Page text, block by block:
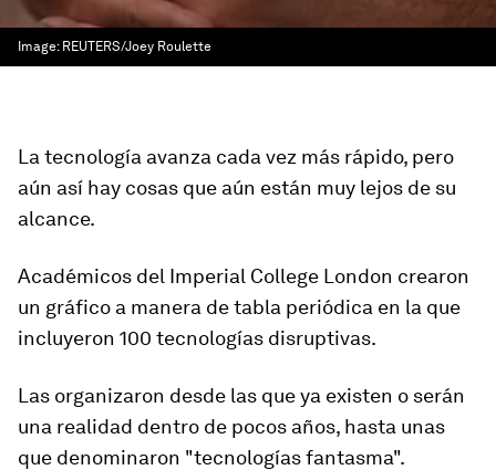
Image: REUTERS/Joey Roulette
La tecnología avanza cada vez más rápido, pero
aún así hay cosas que aún están muy lejos de su
alcance.
Académicos del Imperial College London crearon
un gráfico a manera de tabla periódica en la que
incluyeron 100 tecnologías disruptivas.
Las organizaron desde las que ya existen o serán
una realidad dentro de pocos años, hasta unas
que denominaron "tecnologías fantasma".